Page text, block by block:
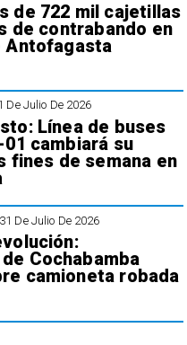
de 722 mil cajetillas
de contrabando en
Antofagasta
De Julio De 2026
Línea de buses
cambiará su
fines de semana en
31 De Julio De 2026
Cochabamba
camioneta robada